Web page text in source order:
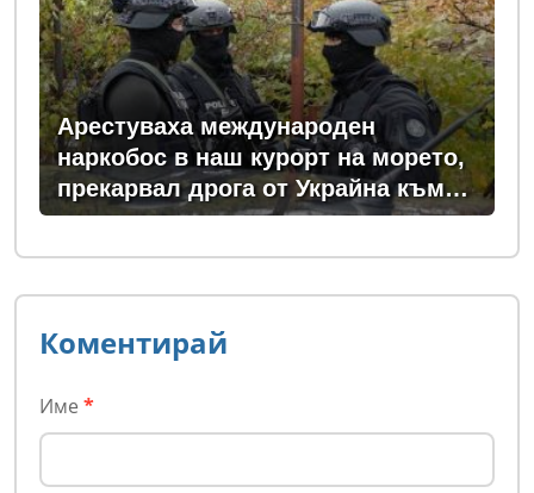
Арестуваха международен
наркобос в наш курорт на морето,
прекарвал дрога от Украйна към
ЕС
Коментирай
Име *